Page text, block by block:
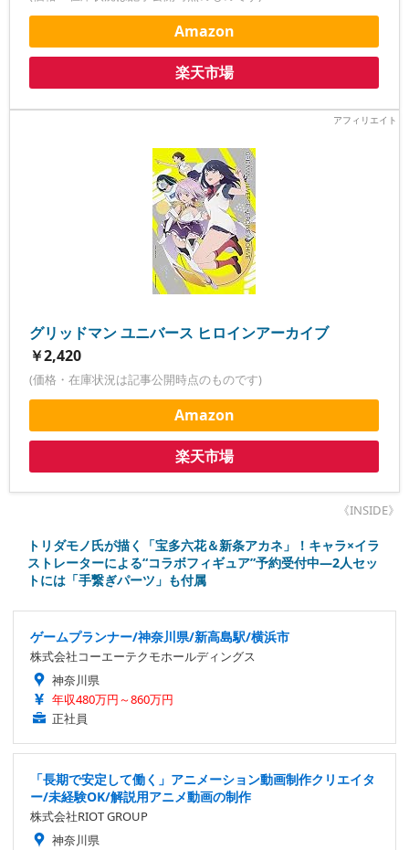
Amazon
楽天市場
グリッドマン ユニバース ヒロインアーカイブ
￥2,420
(価格・在庫状況は記事公開時点のものです)
Amazon
楽天市場
《INSIDE》
トリダモノ氏が描く「宝多六花＆新条アカネ」！キャラ×イラ
ストレーターによる“コラボフィギュア”予約受付中―2人セッ
トには「手繋ぎパーツ」も付属
ゲームプランナー/神奈川県/新高島駅/横浜市
株式会社コーエーテクモホールディングス
神奈川県
年収480万円～860万円
正社員
「長期で安定して働く」アニメーション動画制作クリエイタ
ー/未経験OK/解説用アニメ動画の制作
株式会社RIOT GROUP
神奈川県